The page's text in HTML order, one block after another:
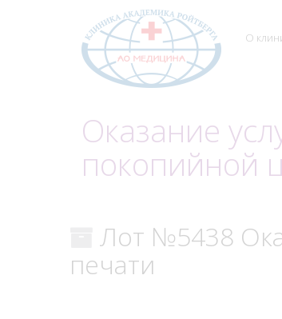
О
Оказание
покопийной
Лот №5438
печати